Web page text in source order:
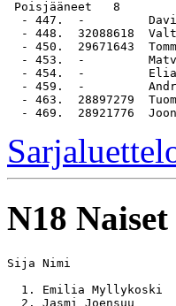
Poisjääneet   8
- 447.  -
- 448.  32088618
- 450.  29671643
- 453.  -
- 454.  -
- 459.  -
- 463.  28897279
N18
Sija Nimi
1. Emilia Myllykoski
2. Jasmi Joensuu